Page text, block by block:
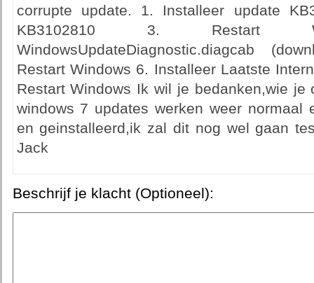
corrupte update. 1. Installeer update
KB3102810 3. Restart
WindowsUpdateDiagnostic.diagcab
Restart Windows 6. Installeer Laatste
Restart Windows Ik wil je bedanken,wie
windows 7 updates werken weer normaal
en geinstalleerd,ik zal dit nog wel gaan
Jack
Beschrijf je klacht (Optioneel):